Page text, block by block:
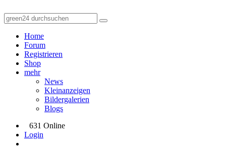
Home
Forum
Registrieren
Shop
mehr
News
Kleinanzeigen
Bildergalerien
Blogs
631 Online
Login